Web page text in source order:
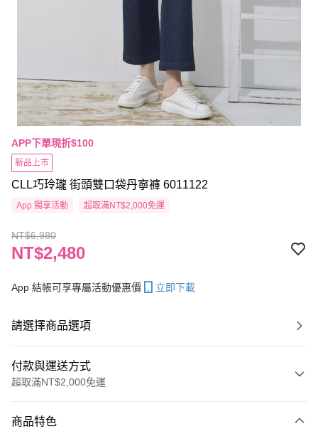
APP下單現折$100
新品上市
CLL巧玲瓏 街頭雙口袋丹寧褲 6011122
App 獨享活動 超取滿NT$2,000免運
NT$6,980
NT$2,480
App 結帳可享專屬活動優惠價 立即下載
請選擇商品選項
付款與運送方式
超取滿NT$2,000免運
信用卡一次付款
商品特色